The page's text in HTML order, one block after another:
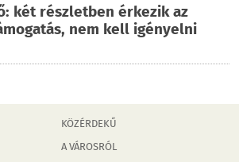
két részletben érkezik az
nem kell igényelni
KÖZÉRDEKŰ
A VÁROSRÓL